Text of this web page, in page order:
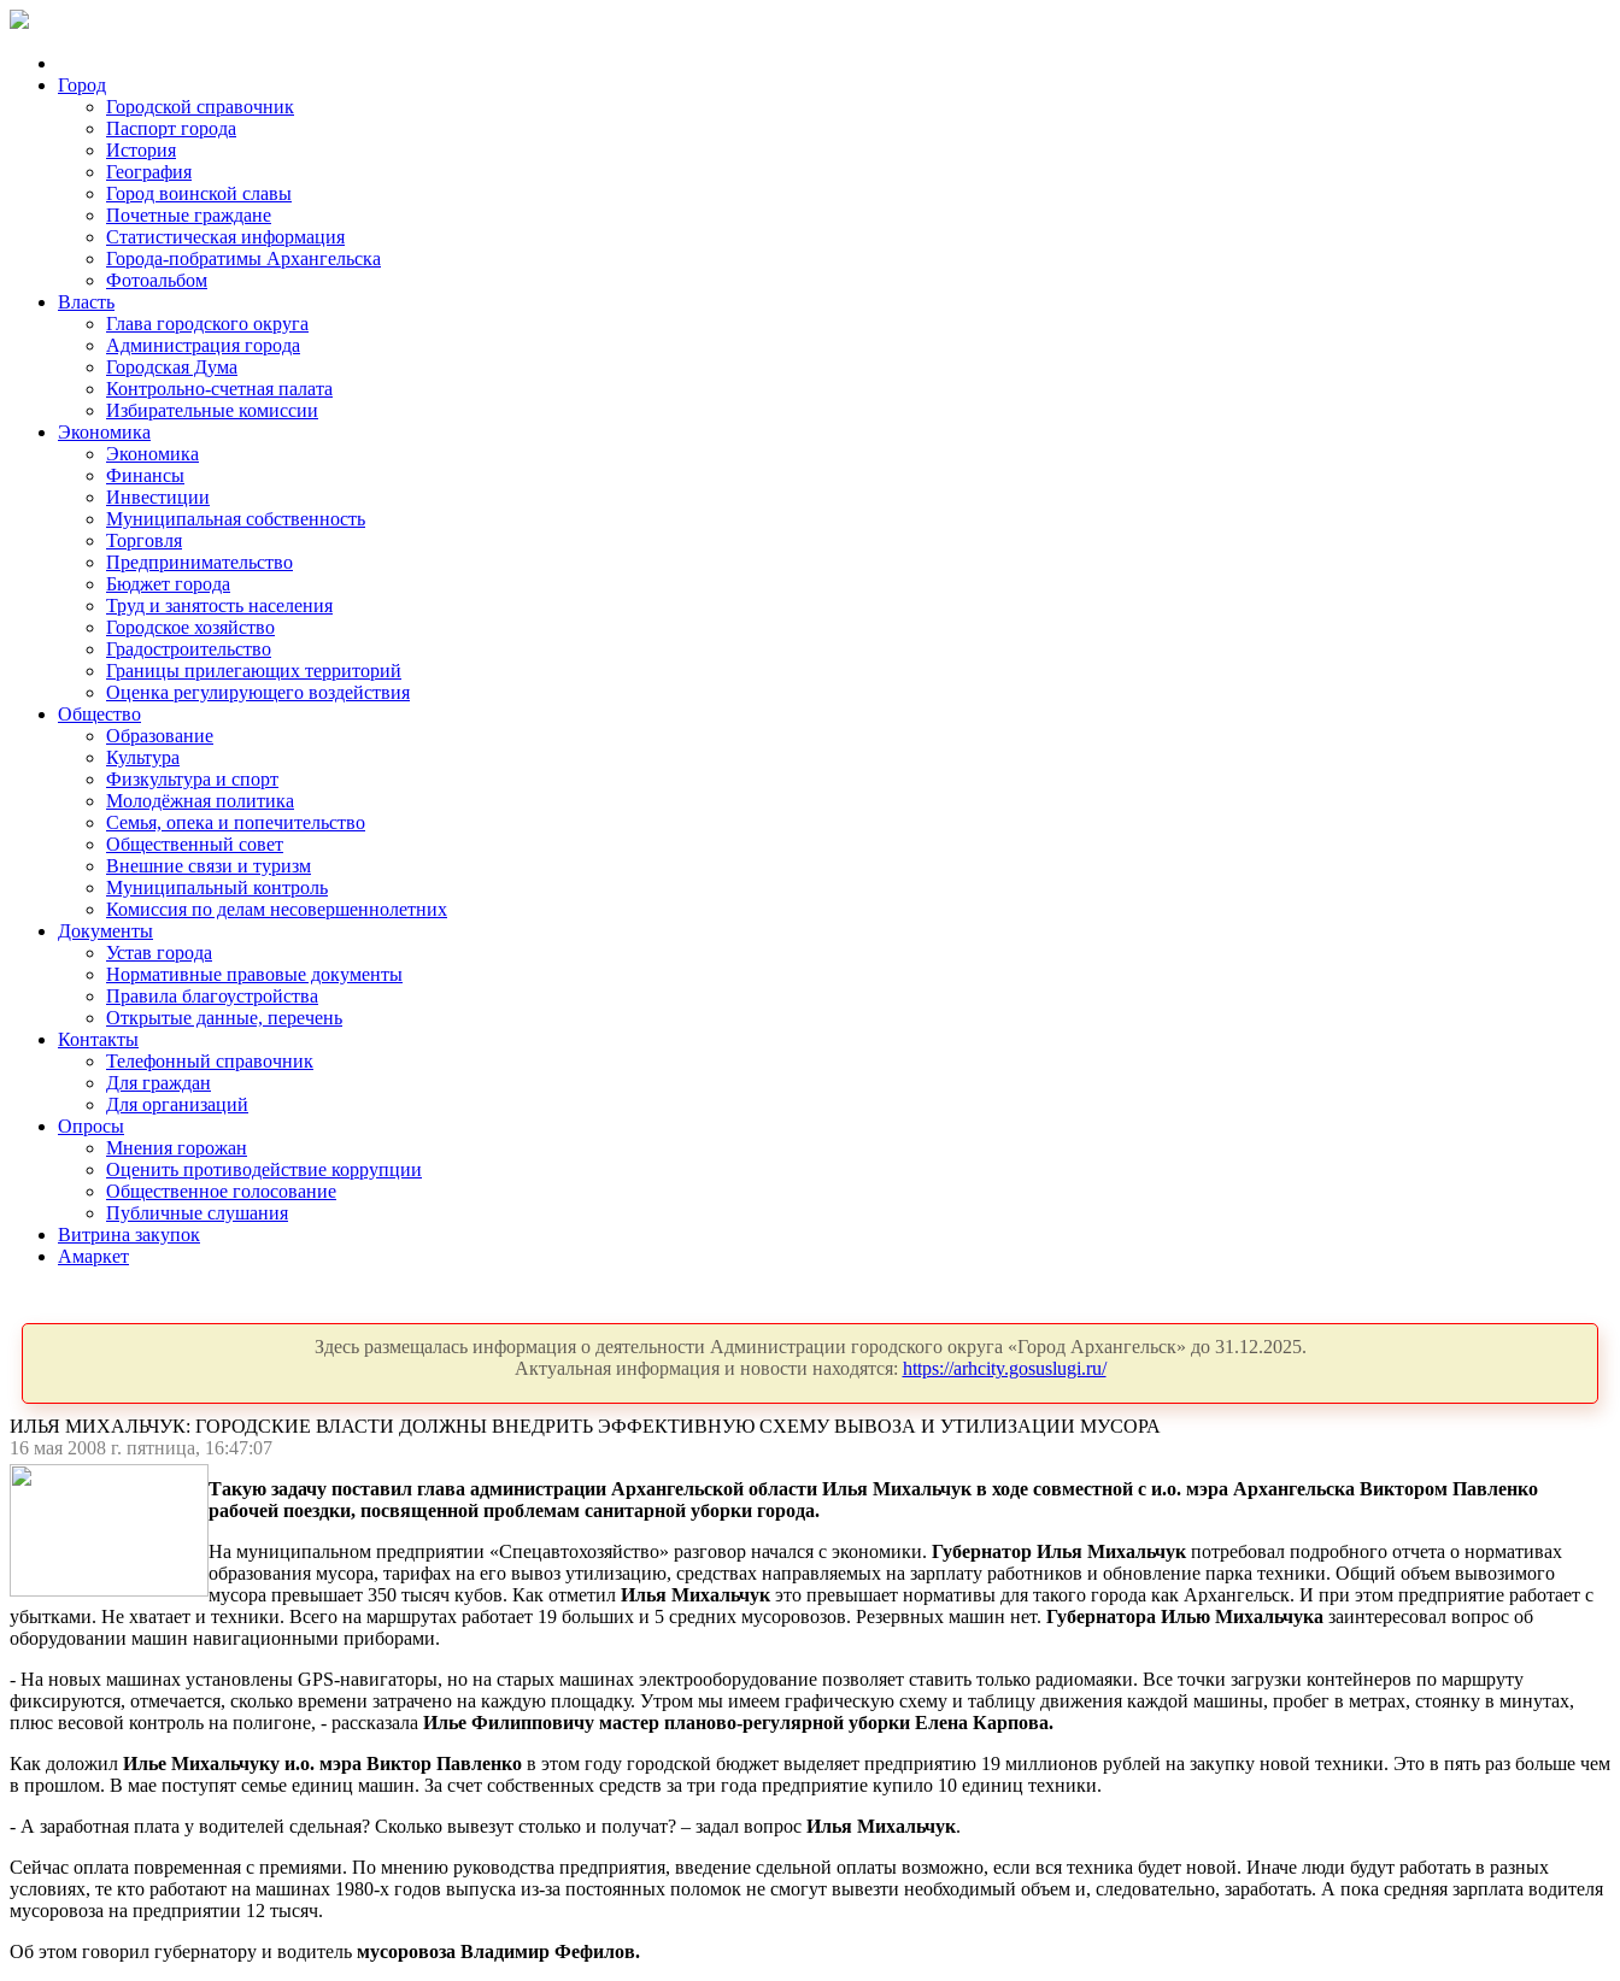
Город
Городской справочник
Паспорт города
История
География
Город воинской славы
Почетные граждане
Статистическая информация
Города-побратимы Архангельска
Фотоальбом
Власть
Глава городского округа
Администрация города
Городская Дума
Контрольно-счетная палата
Избирательные комиссии
Экономика
Экономика
Финансы
Инвестиции
Муниципальная собственность
Торговля
Предпринимательство
Бюджет города
Труд и занятость населения
Городское хозяйство
Градостроительство
Границы прилегающих территорий
Оценка регулирующего воздействия
Общество
Образование
Культура
Физкультура и спорт
Молодёжная политика
Семья, опека и попечительство
Общественный совет
Внешние связи и туризм
Муниципальный контроль
Комиссия по делам несовершеннолетних
Документы
Устав города
Нормативные правовые документы
Правила благоустройства
Открытые данные, перечень
Контакты
Телефонный справочник
Для граждан
Для организаций
Опросы
Мнения горожан
Оценить противодействие коррупции
Общественное голосование
Публичные слушания
Витрина закупок
Амаркет
Здесь размещалась информация о деятельности Администрации городского округа «Город Архангельск» до 31.12.2025.
Актуальная информация и новости находятся: https://arhcity.gosuslugi.ru/
ИЛЬЯ МИХАЛЬЧУК: ГОРОДСКИЕ ВЛАСТИ ДОЛЖНЫ ВНЕДРИТЬ ЭФФЕКТИВНУЮ СХЕМУ ВЫВОЗА И УТИЛИЗАЦИИ МУСОРА
16 мая 2008 г. пятница, 16:47:07
Такую задачу поставил глава администрации Архангельской области Илья Михальчук в ходе совместной с и.о. мэра Архангельска Виктором Павленко
рабочей поездки, посвященной проблемам санитарной уборки города.
На муниципальном предприятии «Спецавтохозяйство» разговор начался с экономики. Губернатор Илья Михальчук потребовал подробного отчета о нормативах
образования мусора, тарифах на его вывоз утилизацию, средствах направляемых на зарплату работников и обновление парка техники. Общий объем вывозимого
мусора превышает 350 тысяч кубов. Как отметил Илья Михальчук это превышает нормативы для такого города как Архангельск. И при этом предприятие работает с
убытками. Не хватает и техники. Всего на маршрутах работает 19 больших и 5 средних мусоровозов. Резервных машин нет. Губернатора Илью Михальчука заинтересовал вопрос об
оборудовании машин навигационными приборами.
- На новых машинах установлены GPS-навигаторы, но на старых машинах электрооборудование позволяет ставить только радиомаяки. Все точки загрузки контейнеров по маршруту
фиксируются, отмечается, сколько времени затрачено на каждую площадку. Утром мы имеем графическую схему и таблицу движения каждой машины, пробег в метрах, стоянку в минутах,
плюс весовой контроль на полигоне, - рассказала Илье Филипповичу мастер планово-регулярной уборки Елена Карпова.
Как доложил Илье Михальчуку и.о. мэра Виктор Павленко в этом году городской бюджет выделяет предприятию 19 миллионов рублей на закупку новой техники. Это в пять раз больше чем
в прошлом. В мае поступят семье единиц машин. За счет собственных средств за три года предприятие купило 10 единиц техники.
- А заработная плата у водителей сдельная? Сколько вывезут столько и получат? – задал вопрос Илья Михальчук.
Сейчас оплата повременная с премиями. По мнению руководства предприятия, введение сдельной оплаты возможно, если вся техника будет новой. Иначе люди будут работать в разных
условиях, те кто работают на машинах 1980-х годов выпуска из-за постоянных поломок не смогут вывезти необходимый объем и, следовательно, заработать. А пока средняя зарплата водителя
мусоровоза на предприятии 12 тысяч.
Об этом говорил губернатору и водитель мусоровоза Владимир Фефилов.